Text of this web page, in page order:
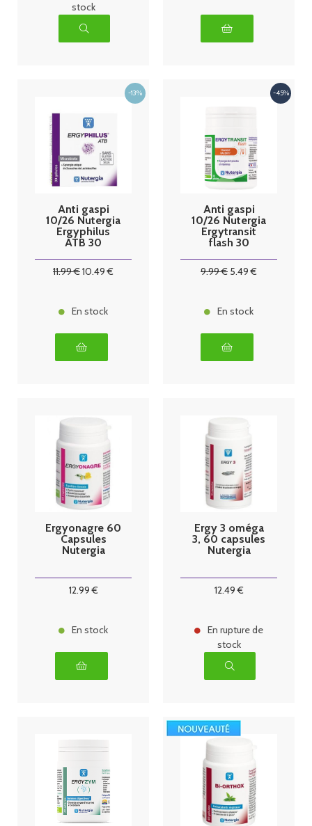
stock
Anti gaspi
10/26 Nutergia
Ergyphilus
ATB 30
11.99€10.49 €
En stock
Anti gaspi
10/26 Nutergia
Ergytransit
flash 30
9.99€ 5.49 €
En stock
Ergyonagre 60
Capsules
Nutergia
12.99€
En stock
Ergy 3 oméga
3, 60 capsules
Nutergia
12.49€
En rupture de
stock